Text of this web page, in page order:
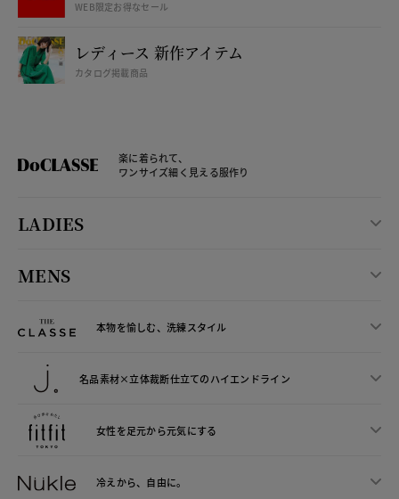
WEB限定お得なセール
レディース 新作アイテム
カタログ掲載商品
楽に着られて、
ワンサイズ細く見える服作り
LADIES
MENS
本物を愉しむ、洗練スタイル
名品素材×立体裁断仕立てのハイエンドライン
女性を足元から元気にする
冷えから、 自由に。